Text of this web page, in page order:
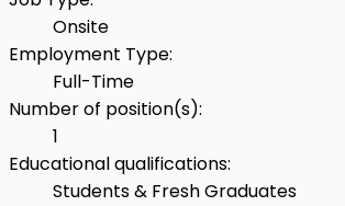
Onsite
Employment Type:
Full-Time
Number of position(s):
1
Educational qualifications:
Students & Fresh Graduates